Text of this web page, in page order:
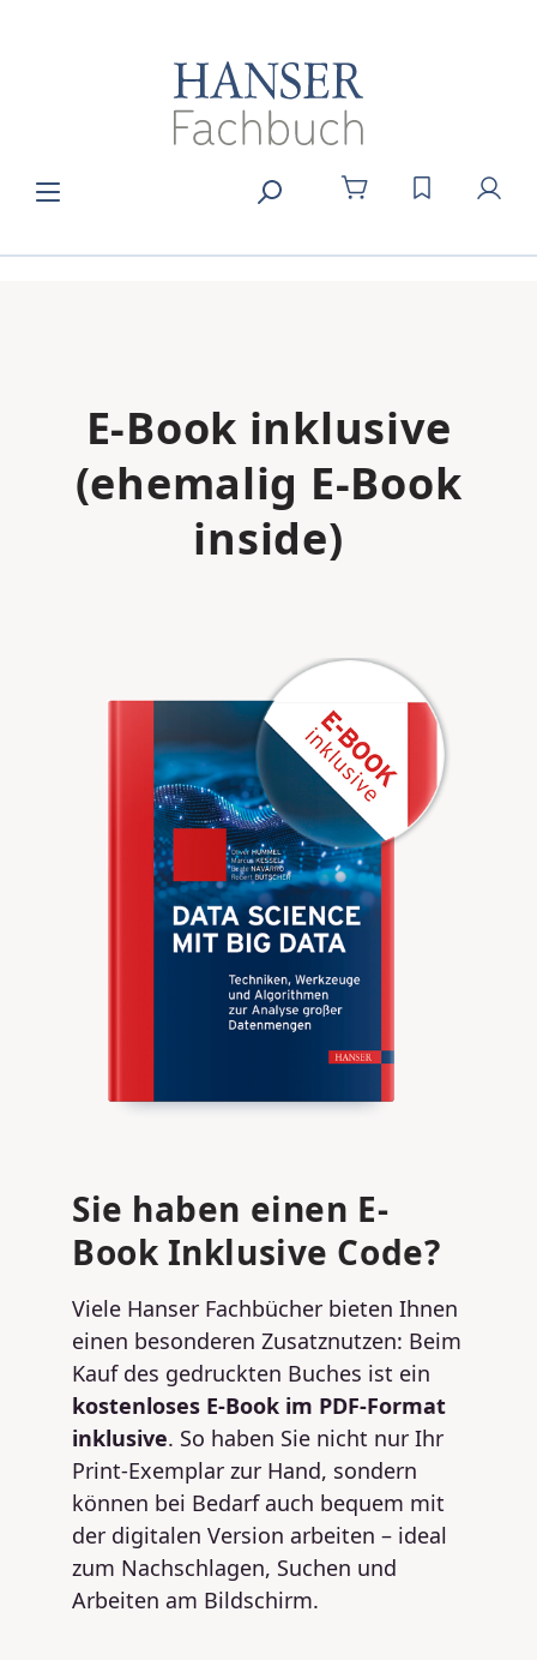
DU HAST 0
E-Book inklusive
(ehemalig E-Book
inside)
Sie haben einen E-
Book Inklusive Code?
Viele Hanser Fachbücher bieten Ihnen
einen besonderen Zusatznutzen: Beim
Kauf des gedruckten Buches ist ein
kostenloses E-Book im PDF-Format
inklusive. So haben Sie nicht nur Ihr
Print-Exemplar zur Hand, sondern
können bei Bedarf auch bequem mit
der digitalen Version arbeiten – ideal
zum Nachschlagen, Suchen und
Arbeiten am Bildschirm.